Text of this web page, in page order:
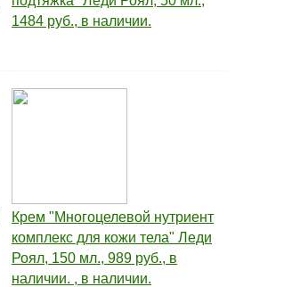
1484 руб., в наличии.
Крем "Многоцелевой нутриент
комплекс для кожи тела" Леди
Роял, 150 мл., 989 руб., в
наличии. , в наличии.